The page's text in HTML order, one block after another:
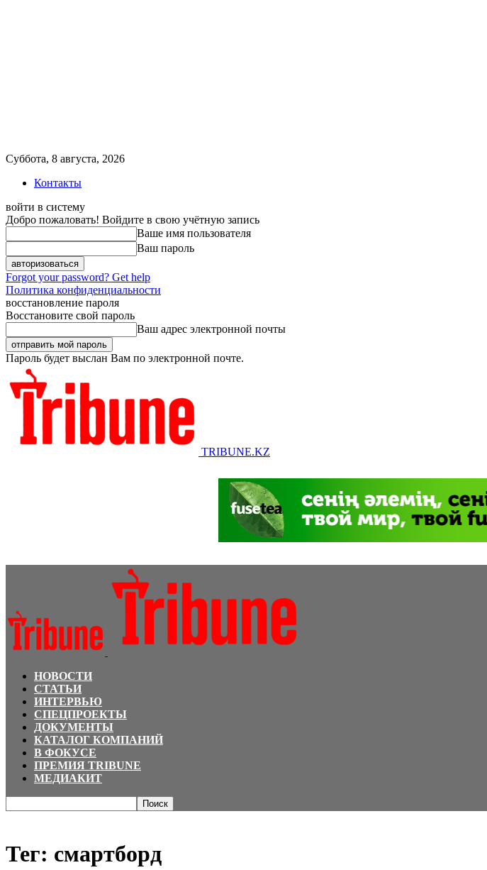
Суббота, 8 августа, 2026
Контакты
войти в систему
Добро пожаловать! Войдите в свою учётную запись
Ваше имя пользователя
Ваш пароль
Forgot your password? Get help
Политика конфиденциальности
восстановление пароля
Восстановите свой пароль
Ваш адрес электронной почты
Пароль будет выслан Вам по электронной почте.
TRIBUNE.KZ
НОВОСТИ
СТАТЬИ
ИНТЕРВЬЮ
СПЕЦПРОЕКТЫ
ДОКУМЕНТЫ
КАТАЛОГ КОМПАНИЙ
В ФОКУСЕ
ПРЕМИЯ TRIBUNE
МЕДИАКИТ
Тег: смартборд